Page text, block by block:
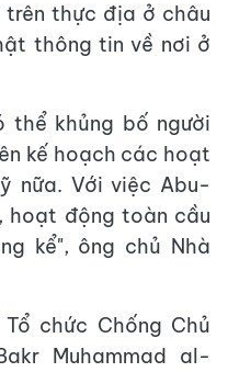
trên thực địa ở châu
thông tin về nơi ở
thể khủng bố người
kế hoạch các hoạt
nữa. Với việc Abu-
hoạt động toàn cầu
kể", ông chủ Nhà
chức Chống Chủ
Muhammad al-